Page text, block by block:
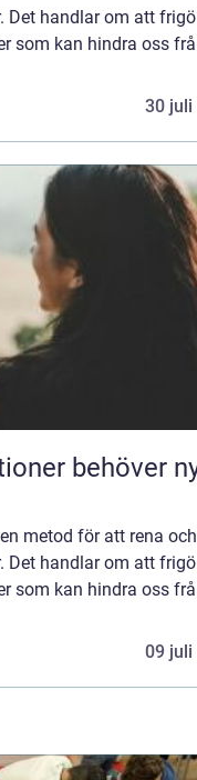
Det handlar om att
som kan hindra oss
30 juli
metod för att rena och
Det handlar om att
som kan hindra oss
09 juli